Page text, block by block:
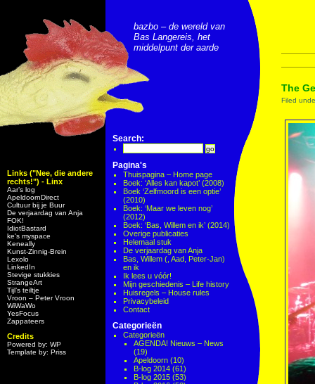
Links ("Nee, die andere
rechts!") - Linx
Aar’s log
ApeldoornDirect
Cultuur bij je Buur
De verjaardag van Anja
FOK!
IdiotBastard
ke's myspace
Keneally
Kunst-Zinnig-Brein
Lexolo
LinkedIn
Stevige stukkies
StrangeArt
Tijl’s teiltje
Vroon – Peter Vroon
WiWaWo
YesFocus
Zappateers
Credits
Powered by: WP
Template by: Priss
bazbo – de wereld van
Bas Langereis, het
middelpunt der aarde
Search:
Pagina's
Thuispagina – Home page
Boek: ‘Alles kan kapot’ (2008)
Boek ‘Zelfmoord is een optie’
(2010)
Boek: ‘Maar we leven nog’
(2012)
Boek: ‘Bas, Willem en ik’ (2014)
Overige publicaties
Helemaal stuk
De verjaardag van Anja
Bas, Willem (, Aad, Peter-Jan)
en ik
Ik lees u vóór!
Mijn geschiedenis – Life history
Huisregels – House rules
Privacybeleid
Contact
Categorieën
Categorieën
AGENDA! Nieuws – News
(19)
Apeldoorn (10)
B-log 2014 (61)
B-log 2015 (53)
The
Filed